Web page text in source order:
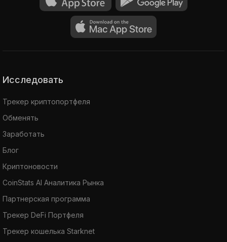
Исследовать
Трекер криптопортфеля
Обменять
Заработать
Блог
Криптоновости
CoinStats AI Аналитика Рынка
Партнерская программа
Трекер DeFi Портфеля
Трекер кошелька Starknet